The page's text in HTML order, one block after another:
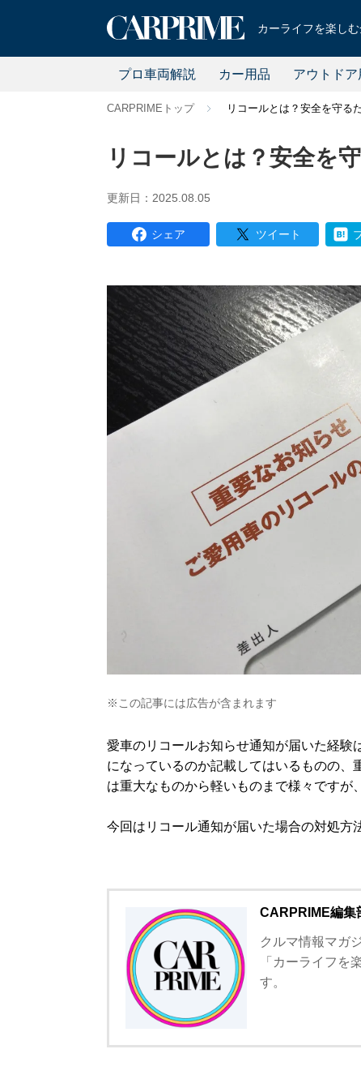
カーライフを楽し
プロ車両解説 カー用品 アウトドア
CARPRIMEトップ リコールとは？安全を守る
リコールとは？安全を
更新日：2025.08.05
シェア ツイート
※この記事には広告が含まれます
愛車のリコールお知らせ通知が届いた経験
になっているのか記載してはいるものの
は重大なものから軽いものまで様々ですが
今回はリコール通知が届いた場合の対処方
CARPRIME編集
クルマ情報マガ
「カーライフを
す。